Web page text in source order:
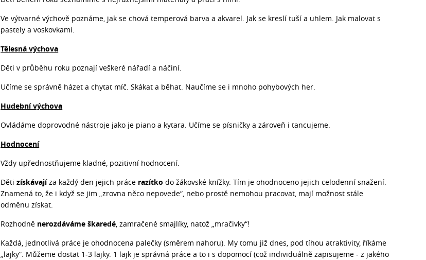
Ve výtvarné výchově poznáme, jak se chová temperová barva a akvarel. Jak se kreslí tuší a uhlem. Jak malovat s
pastely a voskovkami.
Tělesná výchova
Děti v průběhu roku poznají veškeré nářadí a náčiní.
Učíme se správně házet a chytat míč. Skákat a běhat. Naučíme se i mnoho pohybových her.
Hudební výchova
Ovládáme doprovodné nástroje jako je piano a kytara. Učíme se písničky a zároveň i tancujeme.
Hodnocení
Vždy upřednostňujeme kladné, pozitivní hodnocení.
Dětizískávajíza každý den jejich práce razítko do žákovské knížky. Tím je ohodnoceno jejich celodenní snažení.
Znamená to, že i když se jim „zrovna něco nepovede“, nebo prostě nemohou pracovat, mají možnost stále
odměnu získat.
Rozhodně nerozdáváme škaredé, zamračené smajlíky, natož „mračivky“!
Každá, jednotlivá práce je ohodnocena palečky (směrem nahoru). My tomu již dnes, pod tíhou atraktivity, říkáme
„lajky“. Můžeme dostat 1-3 lajky. 1 lajk je správná práce a to i s dopomocí (což individuálně zapisujeme - z jakého